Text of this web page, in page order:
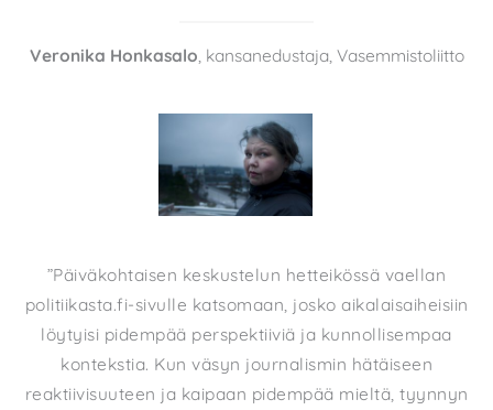
Veronika Honkasalo , kansanedustaja, Vasemmistoliitto
”Päiväkohtaisen keskustelun hetteikössä vaellan
politiikasta.fi-sivulle katsomaan, josko aikalaisaiheisiin
löytyisi pidempää perspektiiviä ja kunnollisempaa
kontekstia. Kun väsyn journalismin hätäiseen
reaktiivisuuteen ja kaipaan pidempää mieltä, tyynnyn